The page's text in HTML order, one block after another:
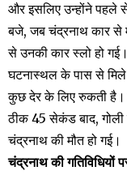
और इसलिए उन्होंने पहले
बजे, जब चंद्रनाथ कार से
से उनकी कार स्लो हो
घटनास्थल के पास से मिले
कुछ देर के लिए रुकती है।
ठीक 45 सेकंड बाद, गोली
चंद्रनाथ की मौत हो गई।
चंद्रनाथ की गतिविधियों